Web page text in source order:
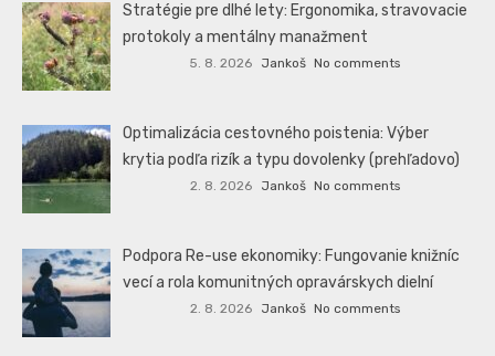
Stratégie pre dlhé lety: Ergonomika, stravovacie
protokoly a mentálny manažment
5. 8. 2026 Jankoš No comments
Optimalizácia cestovného poistenia: Výber
krytia podľa rizík a typu dovolenky (prehľadovo)
2. 8. 2026 Jankoš No comments
Podpora Re-use ekonomiky: Fungovanie knižníc
vecí a rola komunitných opravárskych dielní
2. 8. 2026 Jankoš No comments